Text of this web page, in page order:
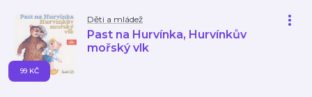
Děti a mládež
Past na Hurvínka, Hurvínkův
mořský vlk
99 KČ